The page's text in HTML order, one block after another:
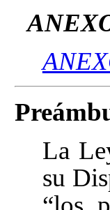
La
su